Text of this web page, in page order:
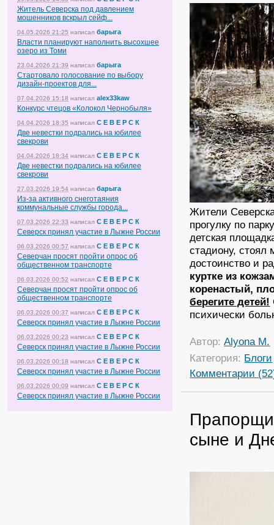
Житель Северска под давлением
мошенников вскрыл сейф...
04.05.2026 21:25 написал барыга
Власти планируют наполнить высохшее
озеро из Томи
23.04.2026 21:39 написал барыга
Стартовало голосование по выбору
дизайн-проектов для...
07.04.2026 15:18 написал alex33kaw
Конкурс чтецов «Колокол Чернобыля»
04.04.2026 18:35 написал С Е В Е Р С К
Две невестки подрались на юбилее
свекрови
04.04.2026 18:34 написал С Е В Е Р С К
Две невестки подрались на юбилее
свекрови
27.03.2026 19:54 написал барыга
Из-за активного снеготаяния
коммунальные службы города...
07.03.2026 22:33 написал С Е В Е Р С К
Северск принял участие в Лыжне России
06.03.2026 00:57 написал С Е В Е Р С К
Северчан просят пройти опрос об
общественном транспорте
06.03.2026 00:52 написал С Е В Е Р С К
Северчан просят пройти опрос об
общественном транспорте
06.03.2026 00:37 написал С Е В Е Р С К
Северск принял участие в Лыжне России
06.03.2026 00:23 написал С Е В Е Р С К
Северск принял участие в Лыжне России
06.03.2026 00:18 написал С Е В Е Р С К
Северск принял участие в Лыжне России
06.03.2026 00:09 написал С Е В Е Р С К
Северск принял участие в Лыжне России
Жители
прогулку по
детская
стадиону, стоял
достоинство и
куртке из
коренастый,
берегите детей!
психически
Автор:Alyona M.
Категория: Блоги
Комментарии
сыне и